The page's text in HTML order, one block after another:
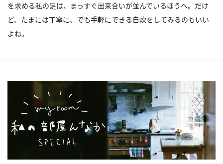
を求める私の足は、まっすぐ出来合いが並んでいるほうへ。だけ
ど、たまには丁寧に、でも手軽にできる自炊をしてみるのもいい
よね。